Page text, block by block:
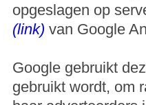
opgeslagen op
(link) van Google
Google gebruikt
gebruikt wordt, om